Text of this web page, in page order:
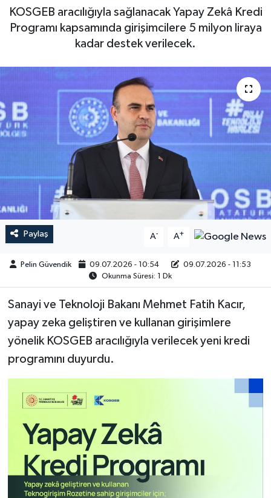
KOSGEB aracılığıyla sağlanacak Yapay Zekâ Kredi
Programı kapsamında girişimcilere 5 milyon liraya
kadar destek verilecek.
Paylaş A- A+
Pelin Güvendik 09.07.2026 - 10:54
09.07.2026 - 11:53
Okunma Süresi: 1 Dk
Sanayi ve Teknoloji Bakanı Mehmet Fatih Kacır,
yapay zeka geliştiren ve kullanan girişimlere
yönelik KOSGEB aracılığıyla verilecek yeni kredi
programını duyurdu.